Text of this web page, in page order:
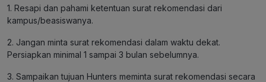
1. Resapi dan pahami ketentuan surat rekomendasi dari
kampus/beasiswanya.
2. Jangan minta surat rekomendasi dalam waktu dekat.
Persiapkan minimal 1 sampai 3 bulan sebelumnya.
3. Sampaikan tujuan Hunters meminta surat rekomendasi secara